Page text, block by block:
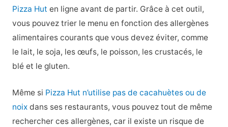
Pizza Hut en ligne avant de partir. Grâce à cet outil,
vous pouvez trier le menu en fonction des allergènes
alimentaires courants que vous devez éviter, comme
le lait, le soja, les œufs, le poisson, les crustacés, le
blé et le gluten.
Même si Pizza Hut n’utilise pas de cacahuètes ou de
noixdans ses restaurants, vous pouvez tout de même
rechercher ces allergènes, car il existe un risque de